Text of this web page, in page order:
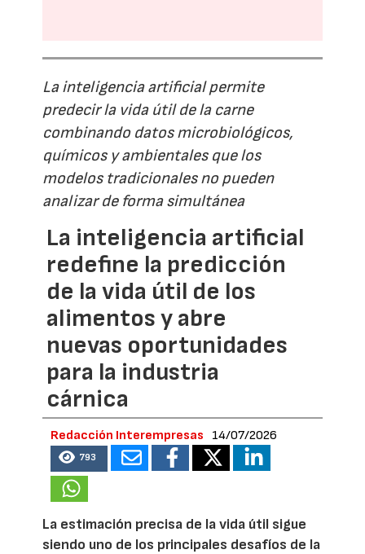
La inteligencia artificial permite
predecir la vida útil de la carne
combinando datos microbiológicos,
químicos y ambientales que los
modelos tradicionales no pueden
analizar de forma simultánea
La inteligencia artificial
redefine la predicción
de la vida útil de los
alimentos y abre
nuevas oportunidades
para la industria
cárnica
Redacción Interempresas 14/07/2026
793
La estimación precisa de la vida útil sigue
siendo uno de los principales desafíos de la